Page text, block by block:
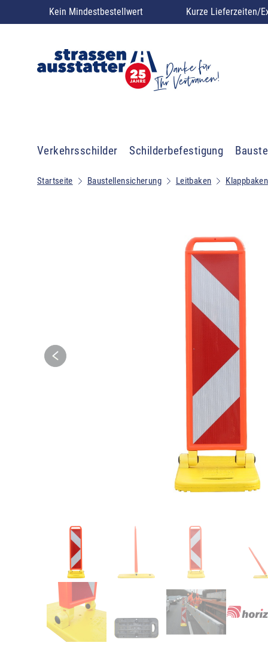
Kein Mindestbestellwert Kurze Lieferzeiten/
Verkehrsschilder Schilderbefestigung
Startseite Baustellensicherung Leitbaken Klappbaken